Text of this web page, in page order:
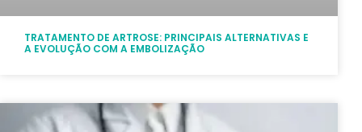
TRATAMENTO DE ARTROSE: PRINCIPAIS ALTERNATIVAS E
A EVOLUÇÃO COM A EMBOLIZAÇÃO